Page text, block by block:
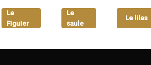
Le
Figuier
Le
saule
Le lilas